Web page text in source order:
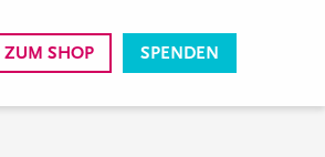
ZUM SHOP SPENDEN